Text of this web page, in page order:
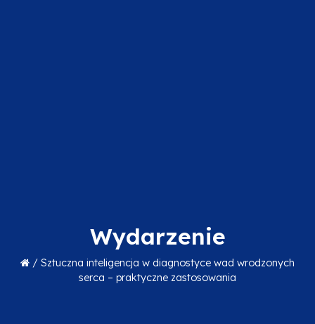
Wydarzenie
/ Sztuczna inteligencja w diagnostyce wad wrodzonych
serca – praktyczne zastosowania